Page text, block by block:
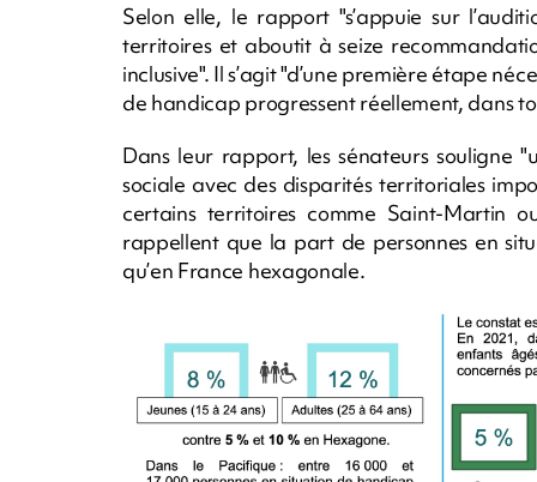
Selon elle, le rapport "s’appuie sur
territoires et aboutit à seize
inclusive". Il s’agit "d’une première étape
de handicap progressent réellement, dans
Dans leur rapport, les sénateurs souligne
sociale avec des disparités territoriales
certains territoires comme Saint-Martin
rappellent que la part de personnes en
qu’en France hexagonale.